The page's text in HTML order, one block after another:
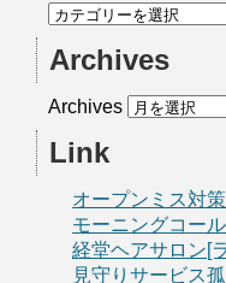
Archives
Archives
Link
オープンミス対
モーニングコー
経堂ヘアサロン[
見守りサービス